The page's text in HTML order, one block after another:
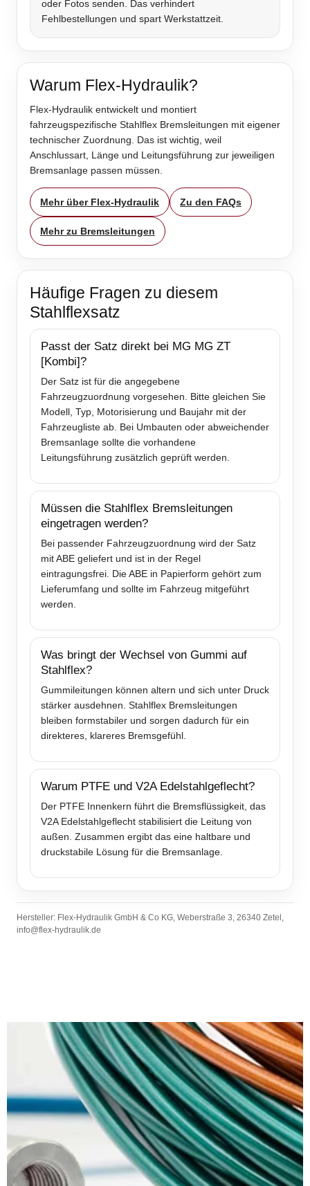
oder Fotos senden. Das verhindert
Fehlbestellungen und spart Werkstattzeit.
Warum Flex-Hydraulik?
Flex-Hydraulik entwickelt und montiert
fahrzeugspezifische Stahlflex Bremsleitungen mit eigener
technischer Zuordnung. Das ist wichtig, weil
Anschlussart, Länge und Leitungsführung zur jeweiligen
Bremsanlage passen müssen.
Mehr über Flex-Hydraulik Zu den FAQs
Mehr zu Bremsleitungen
Häufige Fragen zu diesem
Stahlflexsatz
Passt der Satz direkt bei MG MG ZT
[Kombi]?
Der Satz ist für die angegebene
Fahrzeugzuordnung vorgesehen. Bitte gleichen Sie
Modell, Typ, Motorisierung und Baujahr mit der
Fahrzeugliste ab. Bei Umbauten oder abweichender
Bremsanlage sollte die vorhandene
Leitungsführung zusätzlich geprüft werden.
Müssen die Stahlflex Bremsleitungen
eingetragen werden?
Bei passender Fahrzeugzuordnung wird der Satz
mit ABE geliefert und ist in der Regel
eintragungsfrei. Die ABE in Papierform gehört zum
Lieferumfang und sollte im Fahrzeug mitgeführt
werden.
Was bringt der Wechsel von Gummi auf
Stahlflex?
Gummileitungen können altern und sich unter Druck
stärker ausdehnen. Stahlflex Bremsleitungen
bleiben formstabiler und sorgen dadurch für ein
direkteres, klareres Bremsgefühl.
Warum PTFE und V2A Edelstahlgeflecht?
Der PTFE Innenkern führt die Bremsflüssigkeit, das
V2A Edelstahlgeflecht stabilisiert die Leitung von
außen. Zusammen ergibt das eine haltbare und
druckstabile Lösung für die Bremsanlage.
Hersteller: Flex-Hydraulik GmbH & Co KG, Weberstraße 3, 26340 Zetel,
info@flex-hydraulik.de